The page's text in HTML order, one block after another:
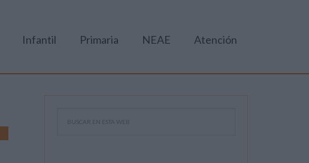
Infantil Primaria NEAE Atención